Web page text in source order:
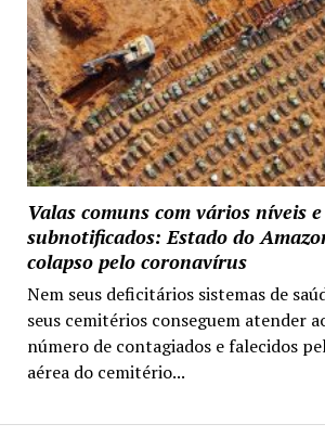
Valas comuns com vários níveis
subnotificados: Estado do
colapso pelo coronavírus
Nem seus deficitários sistemas de
seus cemitérios conseguem atender
número de contagiados e falecidos
aérea do cemitério...